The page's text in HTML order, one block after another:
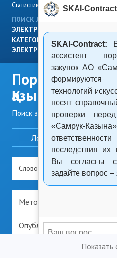
Показать
Статистика
FAQ
ПОИСК ЛОТОВ
ЭЛЕКТРОННЫЙ МАГАЗИН
КАТЕГОРИЙНОЕ УПРАВЛЕНИЕ
ЭЛЕКТРОННАЯ ПЛАТФОРМА
Портал
Қазына»
Поиск закупок и лотов
Лоты Закупки
SKAI-Contract
SKAI-Contract:
ассистент
закупок АО
формируются
технологий
носят
проверки
«Самрук-
последствия их
Вы согласны
задайте вопрос